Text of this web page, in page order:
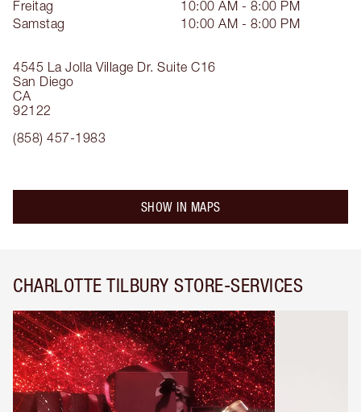
4545 La Jolla Village Dr. Suite C16
San Diego
CA
92122
(858) 457-1983
Freitag
10:00 AM - 8:00 PM
Samstag
10:00 AM - 8:00 PM
SHOW IN MAPS
CHARLOTTE TILBURY STORE-SERVICES